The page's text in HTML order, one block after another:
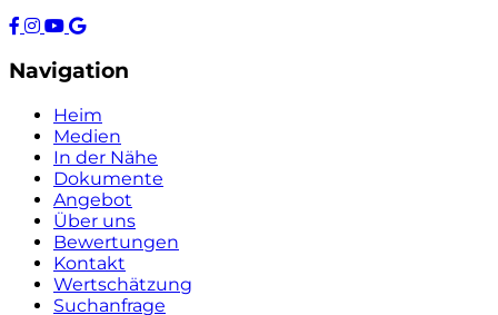
Navigation
Heim
Medien
In der Nähe
Dokumente
Angebot
Über uns
Bewertungen
Kontakt
Wertschätzung
Suchanfrage